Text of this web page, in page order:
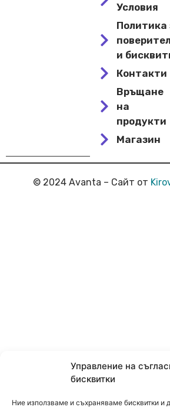
Управление на
бисквитки
Ние използваме и съхраняваме бисквитки и
Условия
Политика
и
Контакти
Връщане
на
продукти
Магазин
© 2024 Avanta – Сайт от